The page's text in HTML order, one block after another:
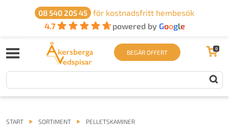
08 540 205 45
för kostnadsfritt hembesök
4.7
powered by Google
BEGÄR OFFERT 0
START SORTIMENT PELLETSKAMINER